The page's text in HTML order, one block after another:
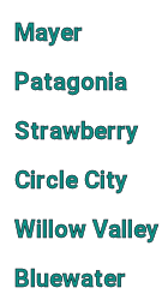
Mayer
Patagonia
Strawberry
Circle City
Willow Valley
Bluewater